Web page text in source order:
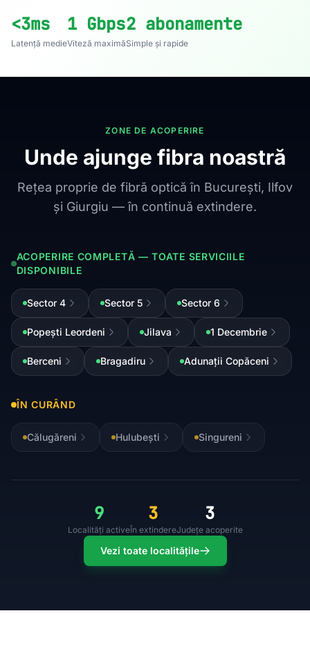
<3ms
Latență medie
1 Gbps
Viteză maximă
2 abonamente
Simple și rapide
ZONE DE ACOPERIRE
Unde ajunge fibra noastră
Rețea proprie de fibră optică în București, Ilfov
și Giurgiu — în continuă extindere.
ACOPERIRE COMPLETĂ — TOATE SERVICIILE
DISPONIBILE
Sector 4 Sector 5 Sector 6
Popești Leordeni Jilava 1 Decembrie
Berceni Bragadiru Adunații Copăceni
ÎN CURÂND
Călugăreni Hulubești Singureni
9
Localități active
3
În extindere
3
Județe acoperite
Vezi toate localitățile